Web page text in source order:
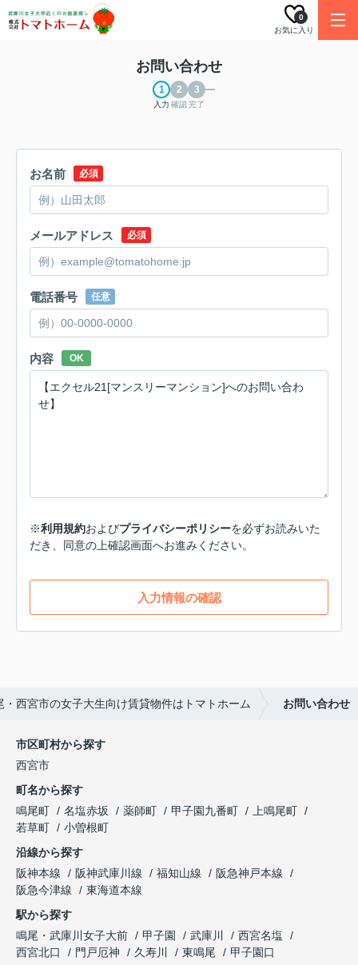
お気に入り
0
お問い合わせ
入力 確認完了
お名前 必須
メールアドレス 必須
電話番号 任意
内容 OK
※利用規約およびプライバシーポリシーを必ずお読みいた
だき、同意の上確認画面へお進みください。
入力情報の確認
・西宮市の女子大生向け賃貸物件はトマトホーム お問い合わせ
市区町村から探す
西宮市
町名から探す
鳴尾町
名塩赤坂 薬師町 甲子園九番町
上鳴尾町
若草町
小曽根町
沿線から探す
阪神本線
阪神武庫川線 福知山線
阪急神戸本線
阪急今津線
東海道本線
駅から探す
鳴尾・武庫川女子大前
甲子園 武庫川
西宮名塩
西宮北口
門戸厄神 久寿川 東鳴尾 甲子園口